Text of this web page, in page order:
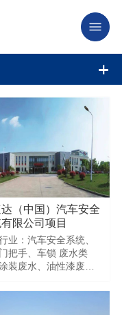
（中国）汽车安全
限公司项目
业：汽车安全系统、
把手、车锁 废水类
装废水、油性漆废
吨$$ 项目PHCOD